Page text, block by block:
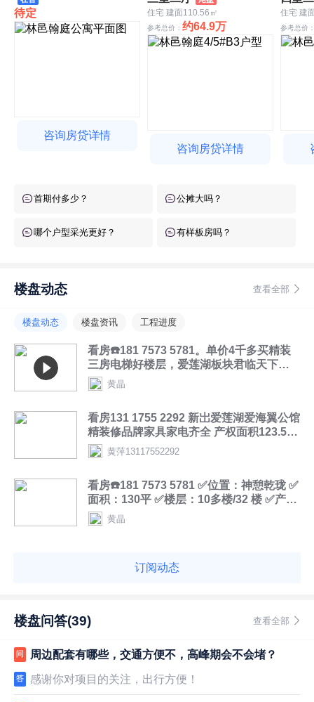
待定
咨询房贷详情
住宅 建面110.56㎡
参考总价： 约64.9万
咨询房贷详情
住宅 建
参考总价
首期付多少？ 公摊大吗？
哪个户型采光更好？ 有样板房吗？
楼盘动态 查看全部
楼盘动态 楼盘资讯 工程进度
看房☎️181 7573 5781。单价4千多买精装
三房电梯好楼层，爱莲湖板块君临天下二
期海翼公馆，3房2厅2卫2阳台，122平，
59.8万(小议)
黄晶
看房131 1755 2292 新岀爱莲湖爱海翼公馆
精装修品牌家具家电齐全 产权面积123.5平
满两年 四房两厅两卫 统一报价65万
黄萍13117552292
看房☎️181 7573 5781 ✅位置：神憩乾珑 ✅
面积：130平 ✅楼层：10多楼/32 楼 ✅产
权：不动产证 ✅户型：4 房（南北通透）
✅装修：新意式风格装修 ✅售价：86.8万
黄晶
订阅动态
楼盘问答(39) 查看全部
问 周边配套有哪些，交通方便不，高峰期会不会堵？
答 感谢你对项目的关注，出行方便！